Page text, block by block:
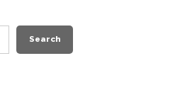
Search